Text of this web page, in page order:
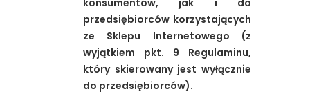
konsumentów, jak i do
przedsiębiorców korzystających
ze Sklepu Internetowego (z
wyjątkiem pkt. 9 Regulaminu,
który skierowany jest wyłącznie
do przedsiębiorców).